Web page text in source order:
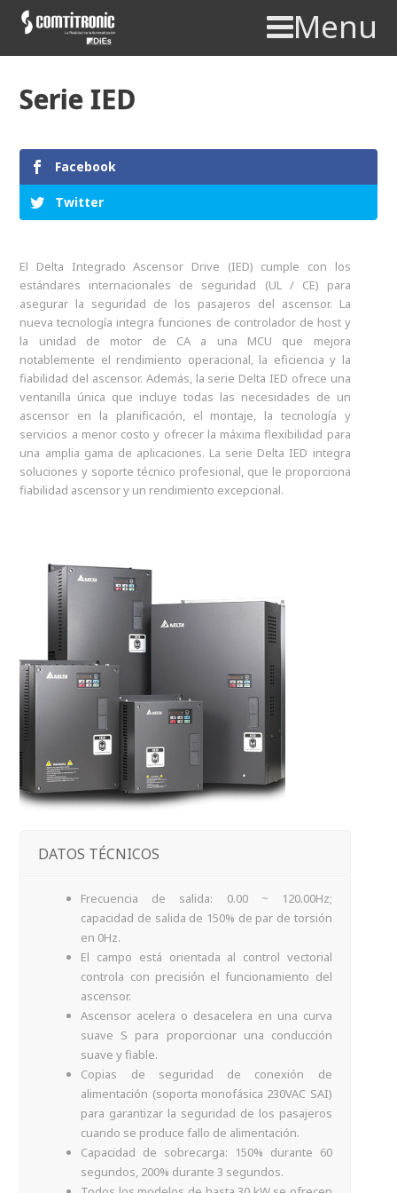
Menu
Serie IED
Facebook
Twitter
El Delta Integrado Ascensor Drive (IED) cumple con los
estándares internacionales de seguridad (UL / CE) para
asegurar la seguridad de los pasajeros del ascensor. La
nueva tecnología integra funciones de controlador de host y
la unidad de motor de CA a una MCU que mejora
notablemente el rendimiento operacional, la eficiencia y la
fiabilidad del ascensor. Además, la serie Delta IED ofrece una
ventanilla única que incluye todas las necesidades de un
ascensor en la planificación, el montaje, la tecnología y
servicios a menor costo y ofrecer la máxima flexibilidad para
una amplia gama de aplicaciones. La serie Delta IED integra
soluciones y soporte técnico profesional, que le proporciona
fiabilidad ascensor y un rendimiento excepcional.
DATOS TÉCNICOS
Frecuencia de salida: 0.00 ~ 120.00Hz;
capacidad de salida de 150% de par de torsión
en 0Hz.
El campo está orientada al control vectorial
controla con precisión el funcionamiento del
ascensor.
Ascensor acelera o desacelera en una curva
suave S para proporcionar una conducción
suave y fiable.
Copias de seguridad de conexión de
alimentación (soporta monofásica 230VAC SAI)
para garantizar la seguridad de los pasajeros
cuando se produce fallo de alimentación.
Capacidad de sobrecarga: 150% durante 60
segundos, 200% durante 3 segundos.